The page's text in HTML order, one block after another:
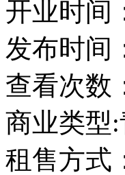
开业时间
发布时间
查看次数
商业类型
租售方式